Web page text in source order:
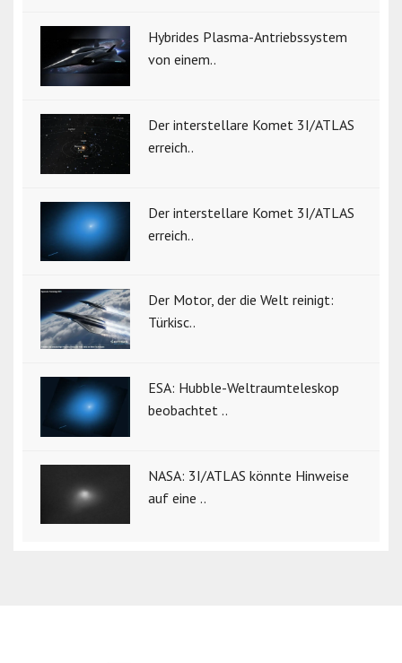
Hybrides Plasma-Antriebssystem
von einem..
Der interstellare Komet 3I/ATLAS
erreich..
Der interstellare Komet 3I/ATLAS
erreich..
Der Motor, der die Welt reinigt:
Türkisc..
ESA: Hubble-Weltraumteleskop
beobachtet ..
NASA: 3I/ATLAS könnte Hinweise
auf eine ..